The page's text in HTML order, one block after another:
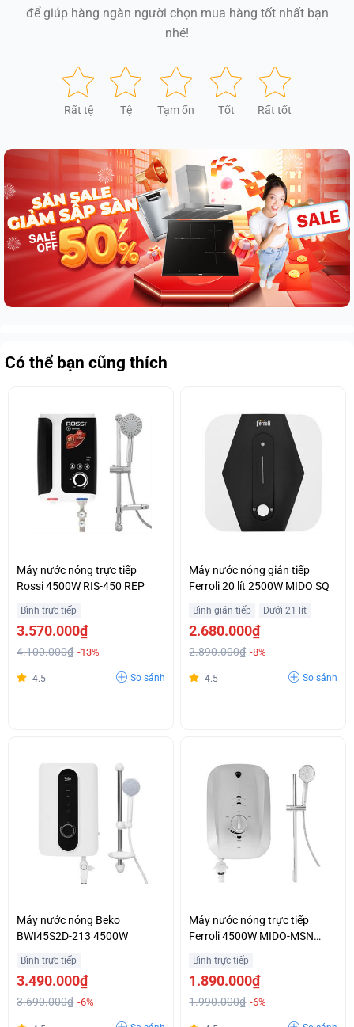
để giúp hàng ngàn người chọn mua hàng tốt nhất bạn
nhé!
Rất tệ Tệ Tạm ổn Tốt Rất tốt
Có thể bạn cũng thích
Máy nước nóng trực tiếp
Rossi 4500W RIS-450 REP
Bình trực tiếp
3.570.000₫
4.100.000₫ -13%
4.5 So sánh
Máy nước nóng gián tiếp
Ferroli 20 lít 2500W MIDO SQ
Bình gián tiếp Dưới 21 lít
2.680.000₫
2.890.000₫ -8%
4.5 So sánh
Máy nước nóng Beko
BWI45S2D-213 4500W
Bình trực tiếp
3.490.000₫
3.690.000₫ -6%
Máy nước nóng trực tiếp
Ferroli 4500W MIDO-MSN
Bình trực tiếp
1.890.000₫
1.990.000₫ -6%